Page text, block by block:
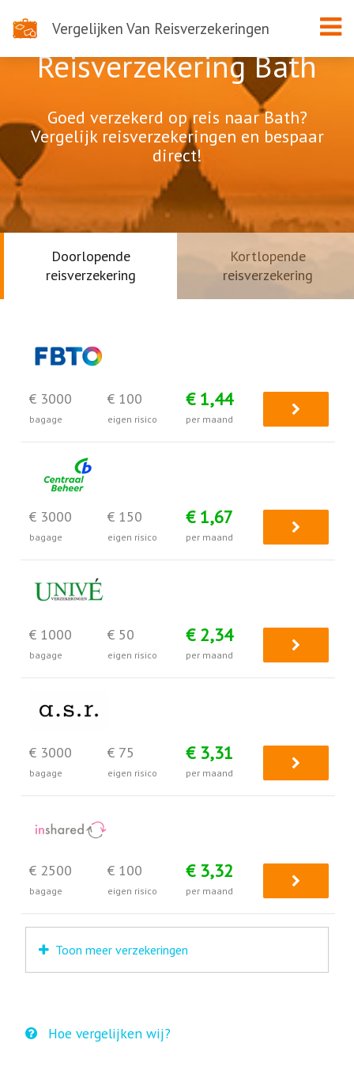
Vergelijken Van Reisverzekeringen
Reisverzekering Bath
Goed verzekerd op reis naar Bath?
Vergelijk reisverzekeringen en bespaar
direct!
Doorlopende
reisverzekering
Kortlopende
reisverzekering
€ 3000
bagage
€ 100
eigen risico
€ 1,44
per maand
€ 3000
bagage
€ 150
eigen risico
€ 1,67
per maand
€ 1000
bagage
€ 50
eigen risico
€ 2,34
per maand
€ 3000
bagage
€ 75
eigen risico
€ 3,31
per maand
€ 2500
bagage
€ 100
eigen risico
€ 3,32
per maand
Toon meer verzekeringen
Hoe vergelijken wij?